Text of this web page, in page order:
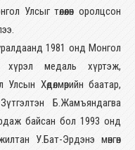
Улсыг төлөөлөн оролцсон
1981 онд Монгол
медаль хүртэж,
Хөдөлмөрийн баатар,
Б.Жамъяндагва
байсан бол 1993 онд
У.Бат-Эрдэнэ мөнгөн